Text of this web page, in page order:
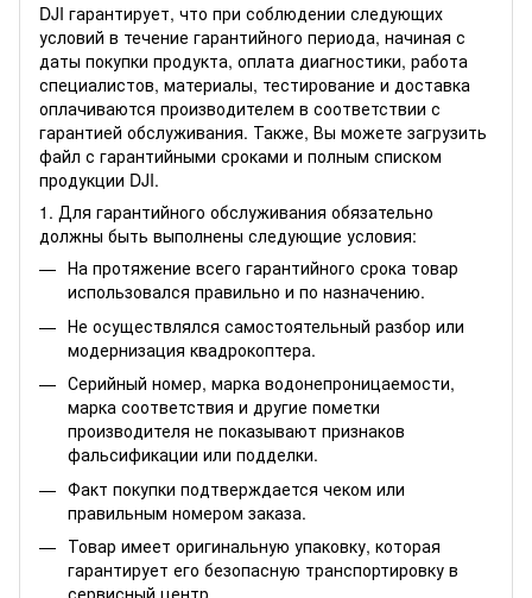
DJI гарантирует, что при соблюдении следующих
условий в течение гарантийного периода, начиная с
даты покупки продукта, оплата диагностики, работа
специалистов, материалы, тестирование и доставка
оплачиваются производителем в соответствии с
гарантией обслуживания. Также, Вы можете загрузить
файл с гарантийными сроками и полным списком
продукции DJI.
1. Для гарантийного обслуживания обязательно
должны быть выполнены следующие условия:
На протяжение всего гарантийного срока товар
использовался правильно и по назначению.
Не осуществлялся самостоятельный разбор или
модернизация квадрокоптера.
Серийный номер, марка водонепроницаемости,
марка соответствия и другие пометки
производителя не показывают признаков
фальсификации или подделки.
Факт покупки подтверждается чеком или
правильным номером заказа.
Товар имеет оригинальную упаковку, которая
гарантирует его безопасную транспортировку в